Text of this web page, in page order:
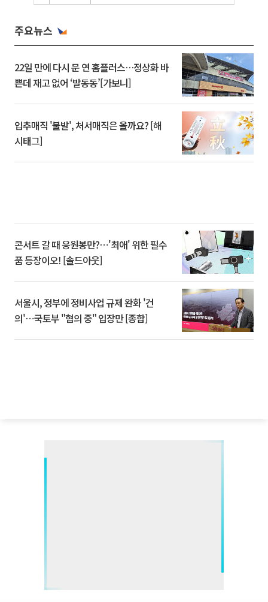
주요뉴스
22일 만에 다시 문 연 홈플러스…정상화 바
쁜데 재고 없어 ‘발동동’[가보니]
입추매직 '불발', 처서매직은 올까요? [해
시태그]
콘서트 갈 때 응원봉만?⋯'최애' 위한 필수
품 등장이오! [솔드아웃]
서울시, 정부에 정비사업 규제 완화 '건
의'⋯국토부 "협의 중" 입장만 [종합]